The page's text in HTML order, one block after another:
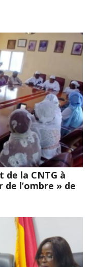
de la CNTG à
l’ombre » de